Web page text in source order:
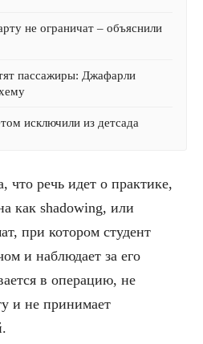
не ограничат – объяснили
пассажиры: Джафарли
исключили из детсада
что речь идет о практике,
как shadowing, или
при котором студент
и наблюдает за его
в операцию, не
и не принимает